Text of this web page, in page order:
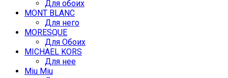
Для обоих
MONT BLANC
Для него
MORESQUE
Для Обоих
MICHAEL KORS
Для нее
Miu Miu